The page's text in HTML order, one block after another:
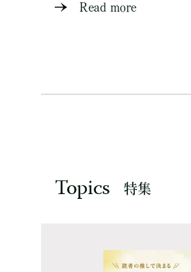
Read more
Topics 特集